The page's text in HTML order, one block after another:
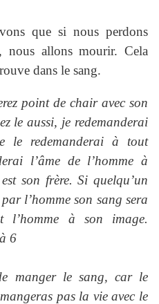
que si nous perdons
nous allons mourir. Cela
dans le sang.
point de chair avec son
le aussi, je redemanderai
le redemanderai à tout
l’âme de l’homme à
son frère. Si quelqu’un
l’homme son sang sera
à son image.
6
manger le sang, car le
pas la vie avec le